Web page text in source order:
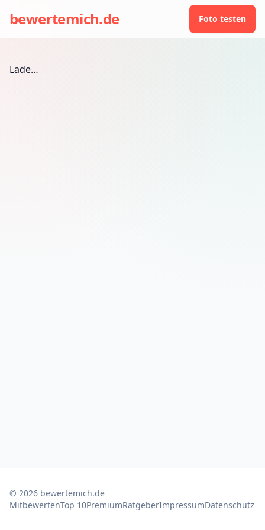
bewertemich.de Foto testen
Lade…
© 2026 bewertemich.de
MitbewertenTop 10PremiumRatgeberImpressumDatenschutz